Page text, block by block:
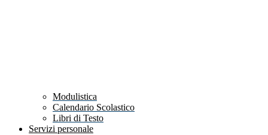
Modulistica
Calendario Scolastico
Libri di Testo
Servizi personale